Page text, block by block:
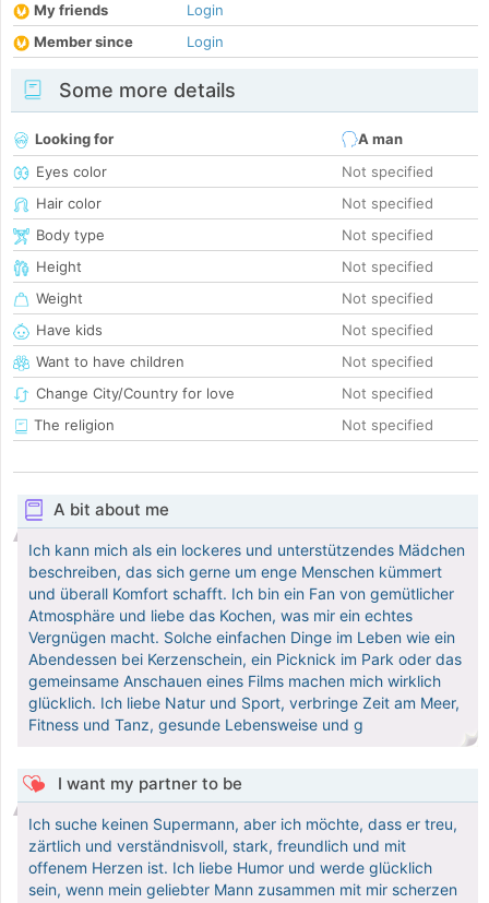
My friends
Login
Member since
Login
Some more details
Looking for
A man
Eyes color
Not specified
Hair color
Not specified
Body type
Not specified
Height
Not specified
Weight
Not specified
Have kids
Not specified
Want to have children
Not specified
Change City/Country for love
Not specified
The religion
Not specified
A bit about me
Ich kann mich als ein lockeres und unterstützendes Mädchen
beschreiben, das sich gerne um enge Menschen kümmert
und überall Komfort schafft. Ich bin ein Fan von gemütlicher
Atmosphäre und liebe das Kochen, was mir ein echtes
Vergnügen macht. Solche einfachen Dinge im Leben wie ein
Abendessen bei Kerzenschein, ein Picknick im Park oder das
gemeinsame Anschauen eines Films machen mich wirklich
glücklich. Ich liebe Natur und Sport, verbringe Zeit am Meer,
Fitness und Tanz, gesunde Lebensweise und g
I want my partner to be
Ich suche keinen Supermann, aber ich möchte, dass er treu,
zärtlich und verständnisvoll, stark, freundlich und mit
offenem Herzen ist. Ich liebe Humor und werde glücklich
sein, wenn mein geliebter Mann zusammen mit mir scherzen